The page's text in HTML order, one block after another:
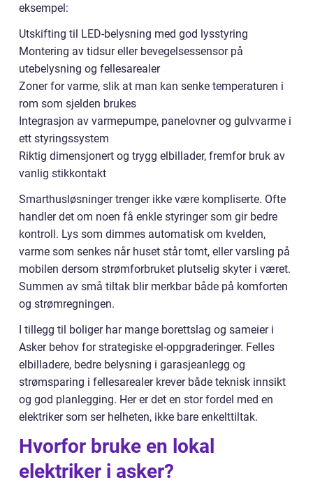
eksempel:
Utskifting til LED-belysning med god lysstyring
Montering av tidsur eller bevegelsessensor på
utebelysning og fellesarealer
Zoner for varme, slik at man kan senke temperaturen i
rom som sjelden brukes
Integrasjon av varmepumpe, panelovner og gulvvarme i
ett styringssystem
Riktig dimensjonert og trygg elbillader, fremfor bruk av
vanlig stikkontakt
Smarthusløsninger trenger ikke være kompliserte. Ofte
handler det om noen få enkle styringer som gir bedre
kontroll. Lys som dimmes automatisk om kvelden,
varme som senkes når huset står tomt, eller varsling på
mobilen dersom strømforbruket plutselig skyter i været.
Summen av små tiltak blir merkbar både på komforten
og strømregningen.
I tillegg til boliger har mange borettslag og sameier i
Asker behov for strategiske el-oppgraderinger. Felles
elbilladere, bedre belysning i garasjeanlegg og
strømsparing i fellesarealer krever både teknisk innsikt
og god planlegging. Her er det en stor fordel med en
elektriker som ser helheten, ikke bare enkelttiltak.
Hvorfor bruke en lokal
elektriker i asker?